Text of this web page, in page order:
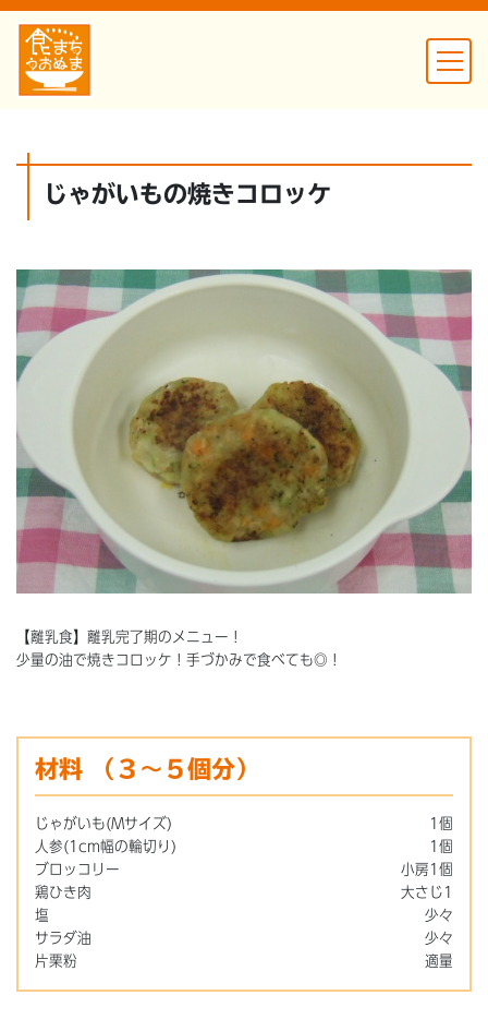
じゃがいもの焼きコロッケ
【離乳食】離乳完了期のメニュー！
少量の油で焼きコロッケ！手づかみで食べても◎！
材料 （３～５個分）
じゃがいも(Mサイズ)
1個
人参(1cm幅の輪切り)
1個
ブロッコリー
小房1個
鶏ひき肉
大さじ1
塩
少々
サラダ油
少々
片栗粉
適量